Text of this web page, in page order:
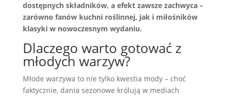
dostępnych składników, a efekt zawsze zachwyca –
zarówno fanów kuchni roślinnej, jak i miłośników
klasyki w nowoczesnym wydaniu.
Dlaczego warto gotować z
młodych warzyw?
Młode warzywa to nie tylko kwestia mody – choć
faktycznie, dania sezonowe królują w mediach